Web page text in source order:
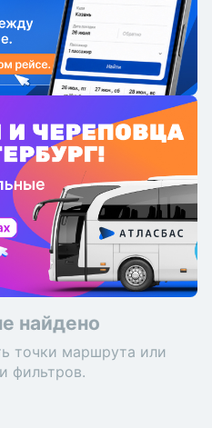
найдено
точки маршрута или
фильтров.